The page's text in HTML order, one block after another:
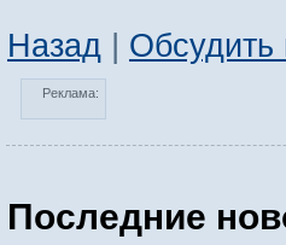
Назад | Обсудить
Реклама:
Последние